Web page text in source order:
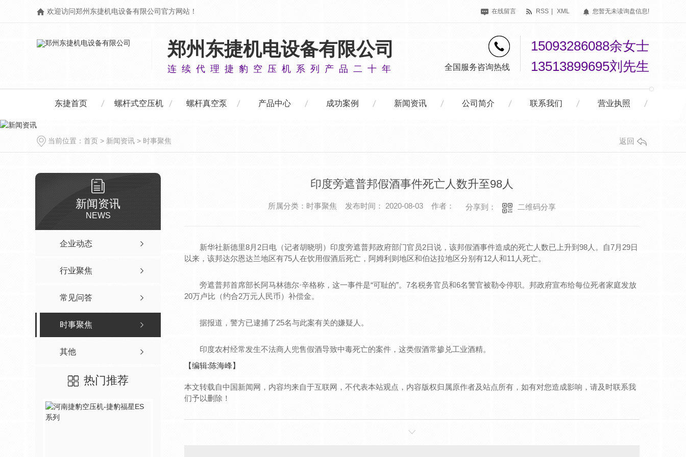
欢迎访问郑州东捷机电设备有限公司官方网站！ 您暂无未读询盘信息!
在线留言 RSS XML
郑州东捷机电设备有限公司
连续代理捷豹空压机系列产品二十年 全国服务咨询热线
15093286088余女士
13513899695刘先生
东捷首页 螺杆式空压机 螺杆真空泵 产品中心
河南捷豹空压机-捷豹福星ES系列
河南螺杆式空压机LS系列永磁集成一体式压缩空压机
ZLS-Hi+永磁变频一级压缩空压机
ZLS-Di永磁变频低压大排量空压机
ZLS-A异步同轴直联空压机
捷豹永磁螺杆真空泵VC-50
捷豹永磁螺杆真空泵VC-20
捷豹永磁螺杆真空泵VC-30
捷豹永磁螺杆真空泵VC-10
活塞式空压机厂家-中压风冷却HET
河南活塞式空压机安装-水冷却W2W4
活塞式空压机价格-风冷无油润滑OL
吸附式干燥机
空气清净除水器
精密过滤器
成功案例 新闻资讯
常见问答
公司简介 联系我们 营业执照
当前位置： 首页 > 新闻资讯 > 时事聚焦 返回
新闻资讯
NEWS
企业动态
行业聚焦
常见问答
时事聚焦
其他
热门推荐
印度旁遮普邦假酒事件死亡人数升至98人
所属分类：时事聚焦 发布时间： 2020-08-03 作者： 分享到： 二维码分享
新华社新德里8月2日电（记者胡晓明）印度旁遮普邦政府部门官员2日说，该邦假酒事件造成的死亡人数已上升到98人。自7月29日
以来，该邦达尔恩达兰地区有75人在饮用假酒后死亡，阿姆利则地区和伯达拉地区分别有12人和11人死亡。
旁遮普邦首席部长阿马林德尔·辛格称，这一事件是“可耻的”。7名税务官员和6名警官被勒令停职。邦政府宣布给每位死者家庭发放
20万卢比（约合2万元人民币）补偿金。
据报道，警方已逮捕了25名与此案有关的嫌疑人。
印度农村经常发生不法商人兜售假酒导致中毒死亡的案件，这类假酒常掺兑工业酒精。
【编辑:陈海峰】
本文转载自中国新闻网，内容均来自于互联网，不代表本站观点，内容版权归属原作者及站点所有，如有对您造成影响，请及时联系我
们予以删除！